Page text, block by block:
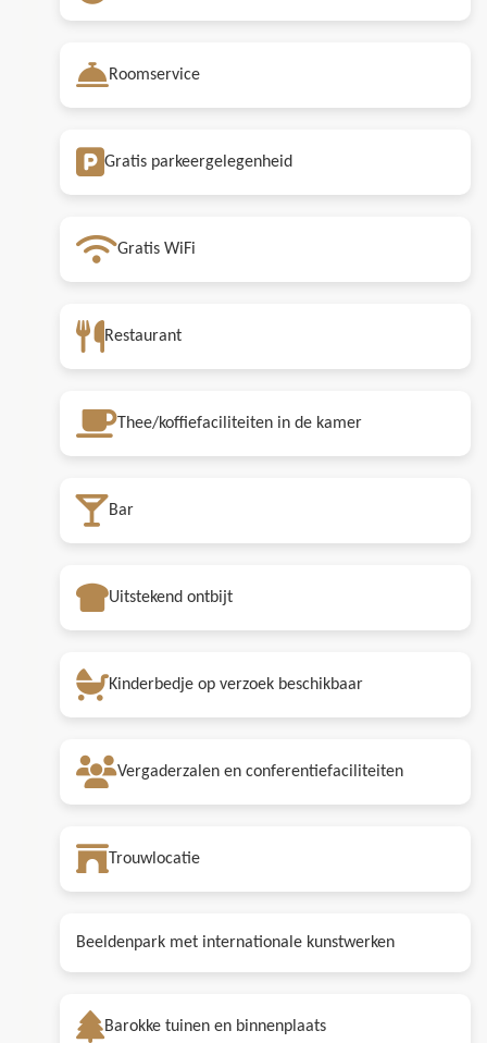
Roomservice
Gratis parkeergelegenheid
Gratis WiFi
Restaurant
Thee/koffiefaciliteiten in de kamer
Bar
Uitstekend ontbijt
Kinderbedje op verzoek beschikbaar
Vergaderzalen en conferentiefaciliteiten
Trouwlocatie
Beeldenpark met internationale kunstwerken
Barokke tuinen en binnenplaats